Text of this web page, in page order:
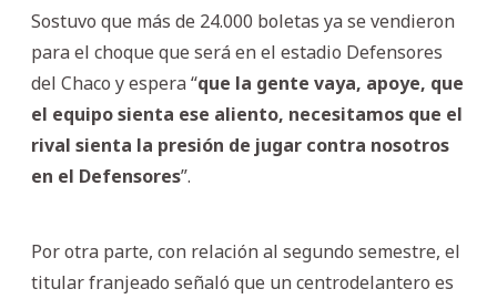
Sostuvo que más de 24.000 boletas ya se vendieron
para el choque que será en el estadio Defensores
del Chaco y espera “que la gente vaya, apoye, que
el equipo sienta ese aliento, necesitamos que el
rival sienta la presión de jugar contra nosotros
en el Defensores”.
Por otra parte, con relación al segundo semestre, el
titular franjeado señaló que un centrodelantero es